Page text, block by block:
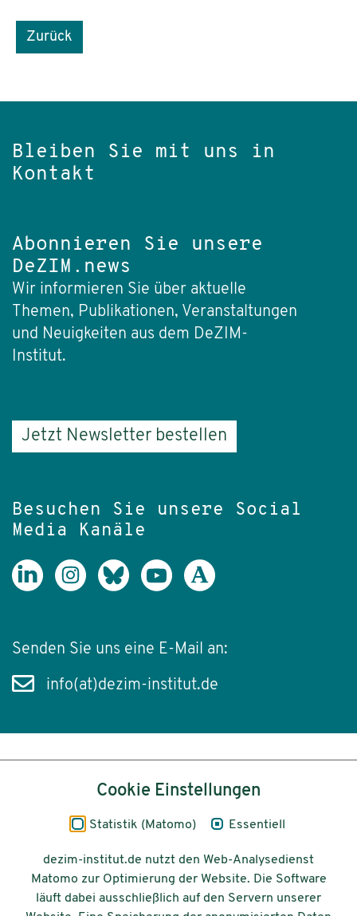
Zurück
Bleiben Sie mit uns in
Kontakt
Abonnieren Sie unsere
DeZIM.news
Wir informieren Sie über aktuelle
Themen, Publikationen, Veranstaltungen
und Neuigkeiten aus dem DeZIM-
Institut.
Jetzt Newsletter bestellen
Besuchen Sie unsere Social
Media Kanäle
Senden Sie uns eine E-Mail an:
info(at)dezim-institut.de
Impressum
Datenschutz
Barrierefreiheit
Cookie Einstellungen
Statistik (Matomo) Essentiell
dezim-institut.de nutzt den Web-Analysedienst
Matomo zur Optimierung der Website. Die Software
läuft dabei ausschließlich auf den Servern unserer